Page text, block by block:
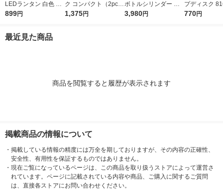
LEDランタン 白色 防
滴構造 単一形4本：別
899円
ク コンパクト（2pc
s） 81660639 1セッ
1,375円
ボトルシリンダー グ
リーン 81287641 LO
3,980円
プディスク
LOGOS/ロゴ
770円
最近見た商品
商品を閲覧すると履歴が表示されます
掲載商品の情報について
・ 掲載している情報の精度には万全を期しておりますが、その内容の正確性、
安全性、有用性を保証するものではありません。
・ 現在ご覧になっているページは、この商品を取り扱うストアによって運営さ
れています。ページに記載されている内容や商品、ご購入に関するご質問
は、直接各ストアにお問い合わせください。